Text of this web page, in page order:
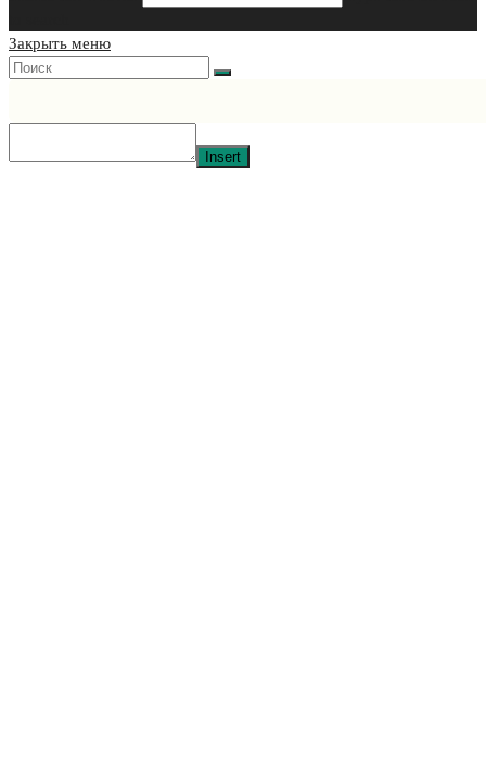
Закрыть меню
Insert